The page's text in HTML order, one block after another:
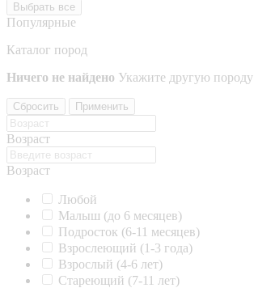
Выбрать все
Популярные
Каталог пород
Ничего не найдено Укажите другую породу
Сбросить Применить
Возраст
Возраст
Любой
Малыш (до 6 месяцев)
Подросток (6-11 месяцев)
Взрослеющий (1-3 года)
Взрослый (4-6 лет)
Стареющий (7-11 лет)